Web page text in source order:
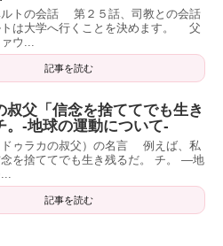
ルトの会話 第２５話、司教との会話
トは大学へ行くことを決めます。 父
ウ...
記事を読む
叔父「信念を捨ててでも生き
。-地球の運動について-
ドゥラカの叔父）の名言 例えば、私
を捨ててでも生き残るだ。 チ。 ―地
記事を読む